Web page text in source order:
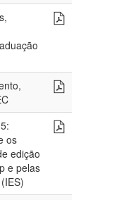
os
edição
e pelas